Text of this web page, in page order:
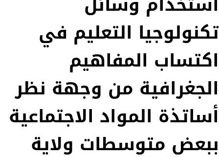
تكنولوجيا التعليم في
اكتساب المفاهيم
الجغرافية من وجهة نظر
أساتذة المواد الاجتماعية
ببعض متوسطات ولاية